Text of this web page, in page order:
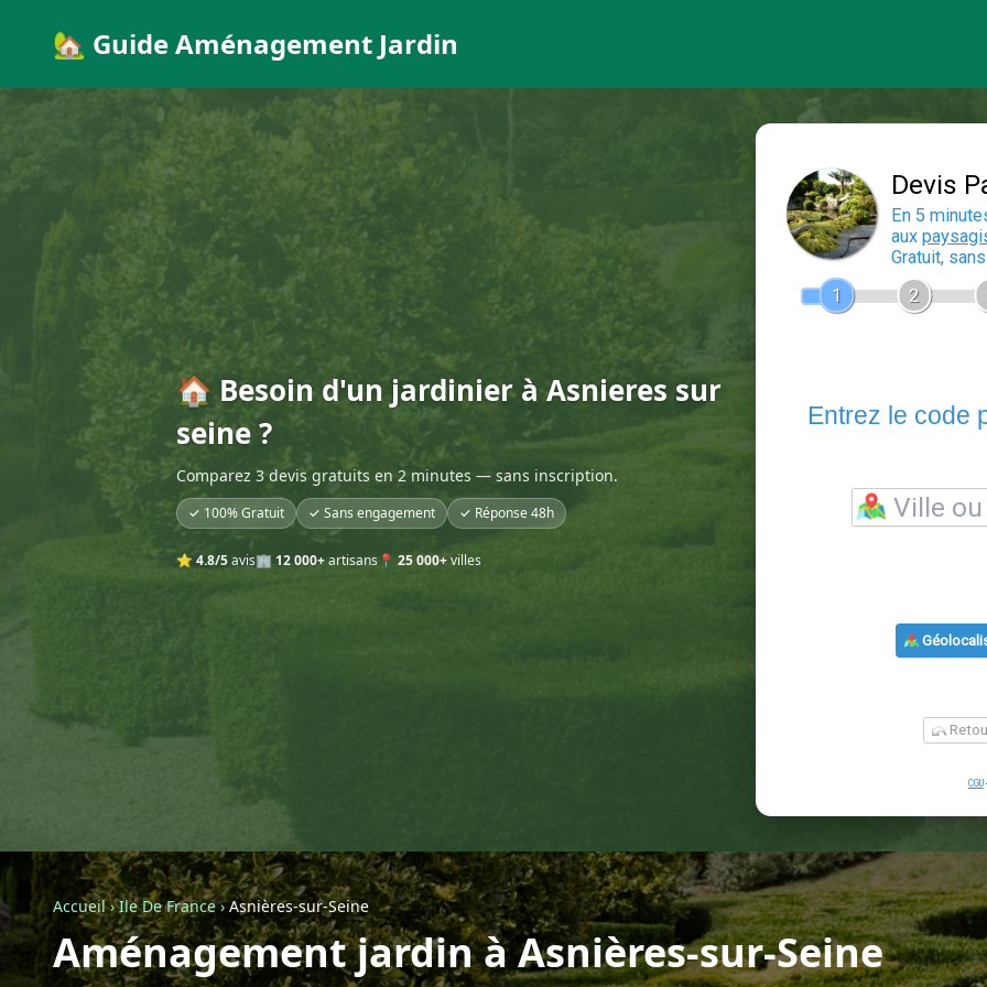
🏡 Guide Aménagement Jardin
🏠 Besoin d'un jardinier à Asnieres sur
seine ?
Comparez 3 devis gratuits en 2 minutes — sans inscription.
✓ 100% Gratuit ✓ Sans engagement ✓ Réponse 48h
⭐ 4.8/5avis🏢 12 000+artisans 📍 25 000+villes
Accueil›Ile De France›Asnières-sur-Seine
Aménagement jardin à Asnières-sur-Seine